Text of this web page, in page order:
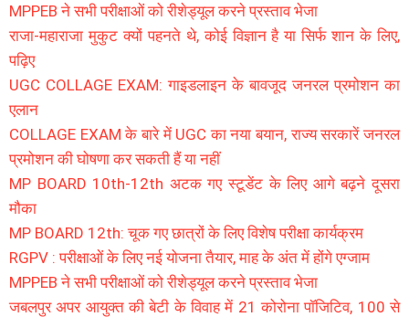
MPPEB ने सभी परीक्षाओं को रीशेड्यूल करने प्रस्ताव भेजा
राजा-महाराजा मुकुट क्यों पहनते थे, कोई विज्ञान है या सिर्फ शान के लिए,
पढ़िए
UGC COLLAGE EXAM: गाइडलाइन के बावजूद जनरल प्रमोशन का
एलान
COLLAGE EXAM के बारे में UGC का नया बयान, राज्य सरकारें जनरल
प्रमोशन की घोषणा कर सकती हैं या नहीं
MP BOARD 10th-12th अटक गए स्टूडेंट के लिए आगे बढ़ने दूसरा
मौका
MP BOARD 12th: चूक गए छात्रों के लिए विशेष परीक्षा कार्यक्रम
RGPV : परीक्षाओं के लिए नई योजना तैयार, माह के अंत में होंगे एग्जाम
MPPEB ने सभी परीक्षाओं को रीशेड्यूल करने प्रस्ताव भेजा
जबलपुर अपर आयुक्त की बेटी के विवाह में 21 कोरोना पॉजिटिव, 100 से